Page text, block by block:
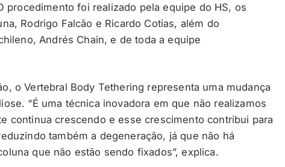
procedimento foi realizado pela equipe do HS, os
Rodrigo Falcão e Ricardo Cotias, além do
Andrés Chain, e de toda a equipe
o Vertebral Body Tethering representa uma mudança
“É uma técnica inovadora em que não realizamos
continua crescendo e esse crescimento contribui para
também a degeneração, já que não há
que não estão sendo fixados”, explica.